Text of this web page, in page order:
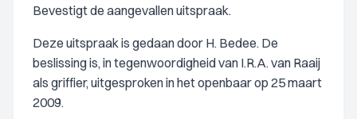
Bevestigt de aangevallen uitspraak.
Deze uitspraak is gedaan door H. Bedee. De
beslissing is, in tegenwoordigheid van I.R.A. van Raaij
als griffier, uitgesproken in het openbaar op 25 maart
2009.